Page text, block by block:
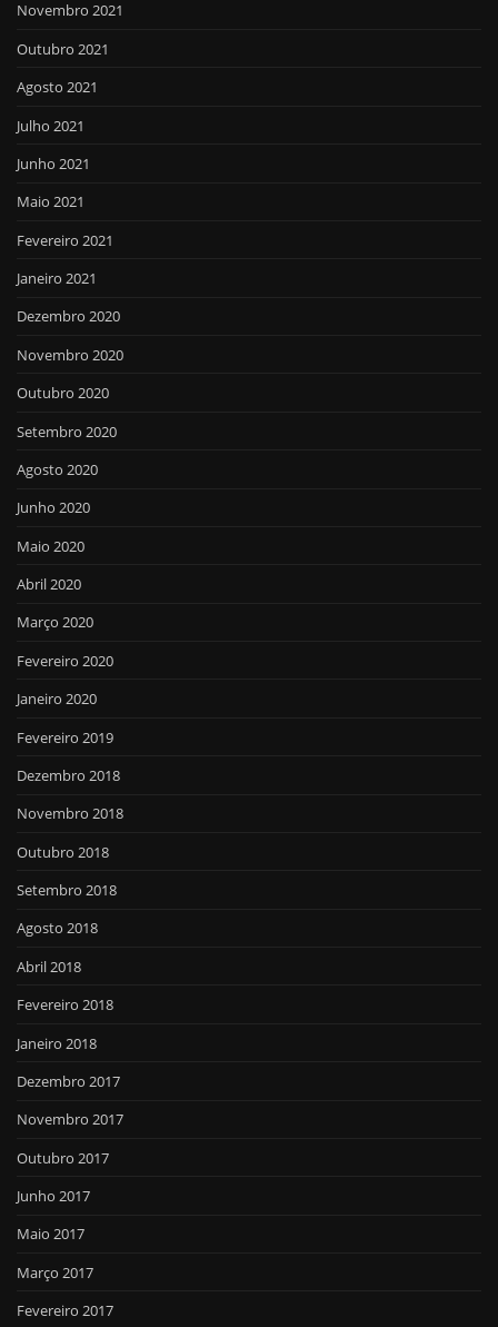
Novembro 2021
Outubro 2021
Agosto 2021
Julho 2021
Junho 2021
Maio 2021
Fevereiro 2021
Janeiro 2021
Dezembro 2020
Novembro 2020
Outubro 2020
Setembro 2020
Agosto 2020
Junho 2020
Maio 2020
Abril 2020
Março 2020
Fevereiro 2020
Janeiro 2020
Fevereiro 2019
Dezembro 2018
Novembro 2018
Outubro 2018
Setembro 2018
Agosto 2018
Abril 2018
Fevereiro 2018
Janeiro 2018
Dezembro 2017
Novembro 2017
Outubro 2017
Junho 2017
Maio 2017
Março 2017
Fevereiro 2017